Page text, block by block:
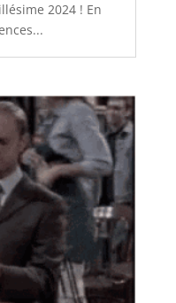
2024 ! En